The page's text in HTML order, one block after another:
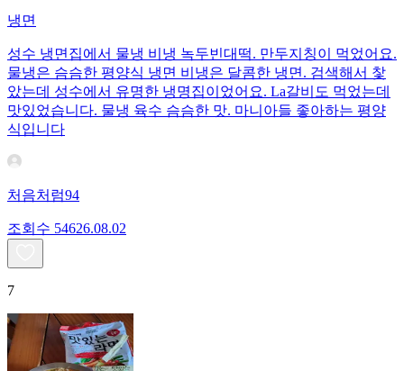
냉면
성수 냉면집에서 물냉 비냉 녹두빈대떡. 만두지칭이 먹었어요.
물냉은 슴슴한 평양식 냉면 비냉은 달콤한 냉면. 검색해서 찿
았는데 성수에서 유명한 냉명집이었어요. La갈비도 먹었는데
맛있었습니다. 물냉 육수 슴슴한 맛. 마니아들 좋아하는 평양
식입니다
처음처럼94
조회수 54626.08.02
7